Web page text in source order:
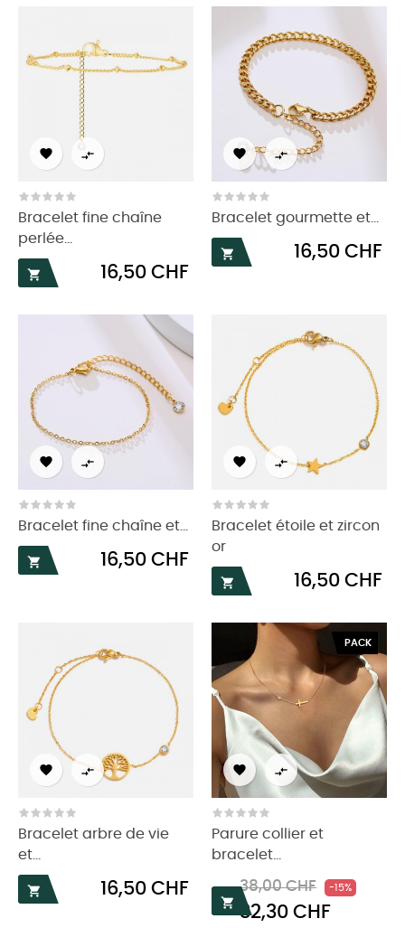
 
Bracelet fine chaîne
perlée...

Prix
16,50 CHF
 
Bracelet gourmette et...

Prix
16,50 CHF
 
Bracelet fine chaîne et...

Prix
16,50 CHF
 
Bracelet étoile et zircon
or

Prix
16,50 CHF
 
Bracelet arbre de vie
et...

Prix
16,50 CHF
PACK
 
Parure collier et
bracelet...

Prix
habituel
38,00 CHF -15%
32,30 CHF